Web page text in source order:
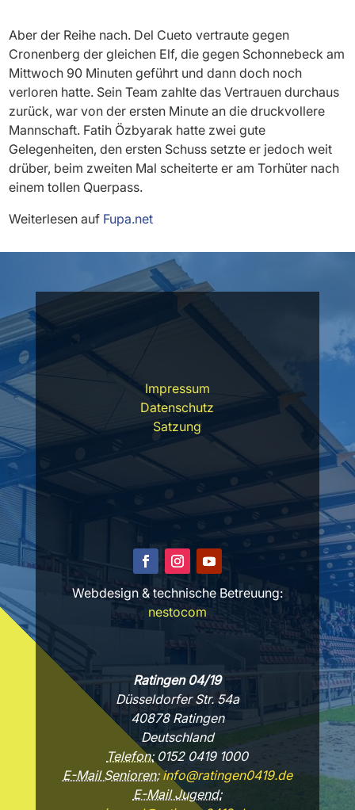
Aber der Reihe nach. Del Cueto vertraute gegen
Cronenberg der gleichen Elf, die gegen Schonnebeck am
Mittwoch 90 Minuten geführt und dann doch noch
verloren hatte. Sein Team zahlte das Vertrauen durchaus
zurück, war von der ersten Minute an die druckvollere
Mannschaft. Fatih Özbyarak hatte zwei gute
Gelegenheiten, den ersten Schuss setzte er jedoch weit
drüber, beim zweiten Mal scheiterte er am Torhüter nach
einem tollen Querpass.
Weiterlesen auf Fupa.net
Impressum
Datenschutz
Satzung
Webdesign & technische Betreuung:
nestocom
Ratingen 04/19
Düsseldorfer Str. 54a
40878 Ratingen
Deutschland
Telefon:0152 0419 1000
E-Mail Senioren:info@ratingen0419.de
E-Mail Jugend: